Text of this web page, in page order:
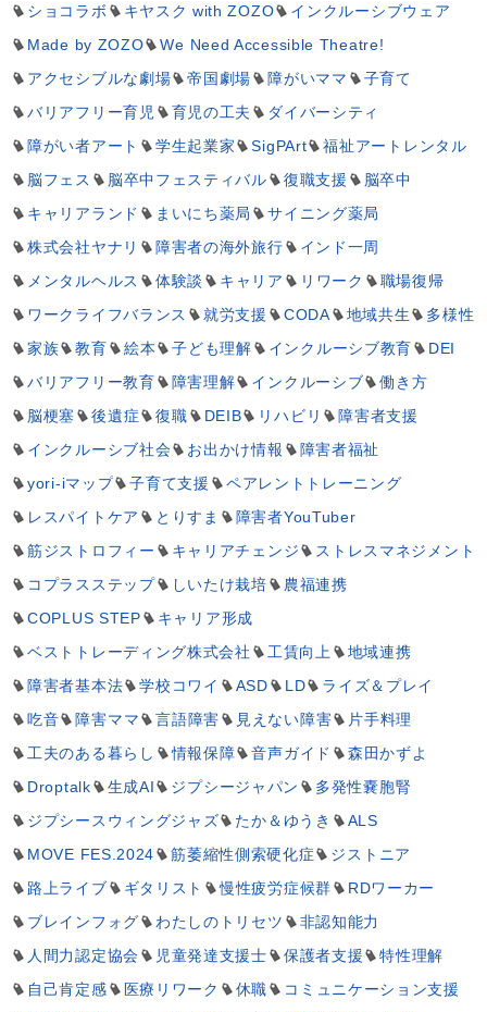
ショコラボ
キヤスク with ZOZO
インクルーシブウェア
Made by ZOZO
We Need Accessible Theatre!
アクセシブルな劇場
帝国劇場 障がいママ
子育て
バリアフリー育児
育児の工夫
ダイバーシティ
障がい者アート
学生起業家 SigPArt
福祉アートレンタル
脳フェス
脳卒中フェスティバル 復職支援
脳卒中
キャリアランド
まいにち薬局
サイニング薬局
株式会社ヤナリ
障害者の海外旅行
インド一周
メンタルヘルス
体験談 キャリア リワーク
職場復帰
ワークライフバランス
就労支援 CODA 地域共生
多様性
家族
教育 絵本 子ども理解 インクルーシブ教育
DEI
バリアフリー教育
障害理解 インクルーシブ
働き方
脳梗塞
後遺症 復職 DEIB リハビリ
障害者支援
インクルーシブ社会
お出かけ情報
障害者福祉
yori-iマップ
子育て支援
ペアレントトレーニング
レスパイトケア
とりすま
障害者YouTuber
筋ジストロフィー
キャリアチェンジ
ストレスマネジメント
コプラスステップ
しいたけ栽培
農福連携
COPLUS STEP
キャリア形成
ベストトレーディング株式会社
工賃向上
地域連携
障害者基本法
学校コワイ ASD LD
ライズ＆プレイ
吃音
障害ママ 言語障害 見えない障害
片手料理
工夫のある暮らし
情報保障 音声ガイド
森田かずよ
Droptalk
生成AI ジプシージャパン
多発性嚢胞腎
ジプシースウィングジャズ
たか＆ゆうき
ALS
MOVE FES.2024
筋萎縮性側索硬化症
ジストニア
路上ライブ
ギタリスト 慢性疲労症候群
RDワーカー
ブレインフォグ
わたしのトリセツ
非認知能力
人間力認定協会
児童発達支援士 保護者支援
特性理解
自己肯定感
医療リワーク 休職
コミュニケーション支援